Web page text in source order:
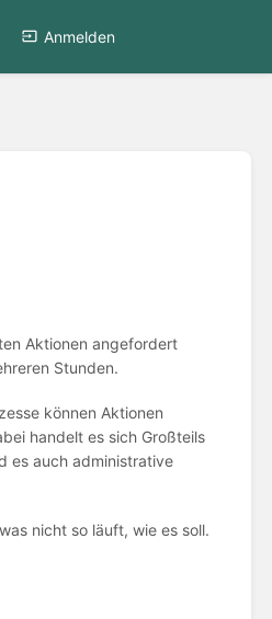
Anmelden
Aktionen angefordert
Stunden.
können Aktionen
handelt es sich Großteils
es auch administrative
nicht so läuft, wie es soll.